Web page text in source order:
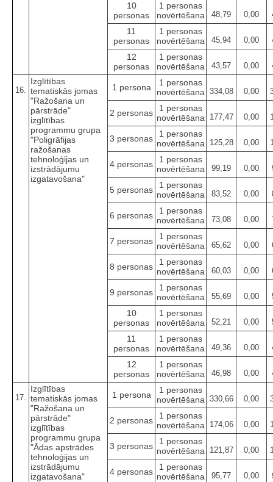
10
personas
1 personas
novērtēšana
48,79 0,00
11
personas
1 personas
novērtēšana
45,94 0,00
12
personas
1 personas
novērtēšana
43,57 0,00
16.
Izglītības
tematiskās jomas
"Ražošana un
pārstrāde"
izglītības
programmu grupa
"Poligrāfijas
ražošanas
tehnoloģijas un
izstrādājumu
izgatavošana"
1 persona
1 personas
novērtēšana 334,08 0,00
2 personas
1 personas
novērtēšana
177,47 0,00
3 personas
1 personas
novērtēšana
125,28 0,00
4 personas
1 personas
novērtēšana
99,19 0,00
5 personas
1 personas
novērtēšana
83,52 0,00
6 personas
1 personas
novērtēšana
73,08 0,00
7 personas
1 personas
novērtēšana
65,62 0,00
8 personas
1 personas
novērtēšana
60,03 0,00
9 personas
1 personas
novērtēšana
55,69 0,00
10
personas
1 personas
novērtēšana
52,21 0,00
11
personas
1 personas
novērtēšana
49,36 0,00
12
personas
1 personas
novērtēšana
46,98 0,00
17.
Izglītības
tematiskās jomas
"Ražošana un
pārstrāde"
izglītības
programmu grupa
"Ādas apstrādes
tehnoloģijas un
izstrādājumu
izgatavošana"
1 persona
1 personas
novērtēšana 330,66 0,00
2 personas
1 personas
novērtēšana
174,06 0,00
3 personas
1 personas
novērtēšana
121,87 0,00
4 personas
1 personas
novērtēšana
95,77 0,00